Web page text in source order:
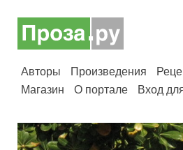
Авторы Произведения
Магазин
О портале Вход